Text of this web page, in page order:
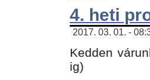
4. heti
2017. 03. 01. -
Kedden
ig)